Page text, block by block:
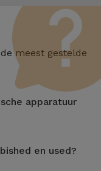
meest gestelde
apparatuur
van elk defect
en used?